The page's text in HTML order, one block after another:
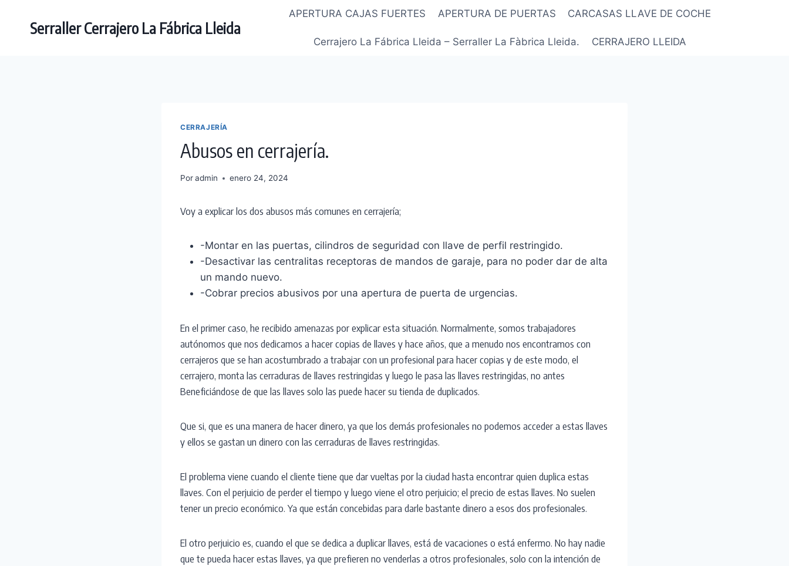
Serraller Cerrajero La Fábrica Lleida
APERTURA CAJAS FUERTES APERTURA DE PUERTAS CARCASAS LLAVE DE COCHE
Cerrajero La Fábrica Lleida – Serraller La Fàbrica Lleida. CERRAJERO LLEIDA
CERRAJERÍA
Abusos en cerrajería.
Poradmin enero 24, 2024
Voy a explicar los dos abusos más comunes en cerrajería;
-Montar en las puertas, cilindros de seguridad con llave de perfil restringido.
-Desactivar las centralitas receptoras de mandos de garaje, para no poder dar de alta
un mando nuevo.
-Cobrar precios abusivos por una apertura de puerta de urgencias.
En el primer caso, he recibido amenazas por explicar esta situación. Normalmente, somos trabajadores
autónomos que nos dedicamos a hacer copias de llaves y hace años, que a menudo nos encontramos con
cerrajeros que se han acostumbrado a trabajar con un profesional para hacer copias y de este modo, el
cerrajero, monta las cerraduras de llaves restringidas y luego le pasa las llaves restringidas, no antes
Beneficiándose de que las llaves solo las puede hacer su tienda de duplicados.
Que si, que es una manera de hacer dinero, ya que los demás profesionales no podemos acceder a estas llaves
y ellos se gastan un dinero con las cerraduras de llaves restringidas.
El problema viene cuando el cliente tiene que dar vueltas por la ciudad hasta encontrar quien duplica estas
llaves. Con el perjuicio de perder el tiempo y luego viene el otro perjuicio; el precio de estas llaves. No suelen
tener un precio económico. Ya que están concebidas para darle bastante dinero a esos dos profesionales.
El otro perjuicio es, cuando el que se dedica a duplicar llaves, está de vacaciones o está enfermo. No hay nadie
que te pueda hacer estas llaves, ya que prefieren no venderlas a otros profesionales, solo con la intención de